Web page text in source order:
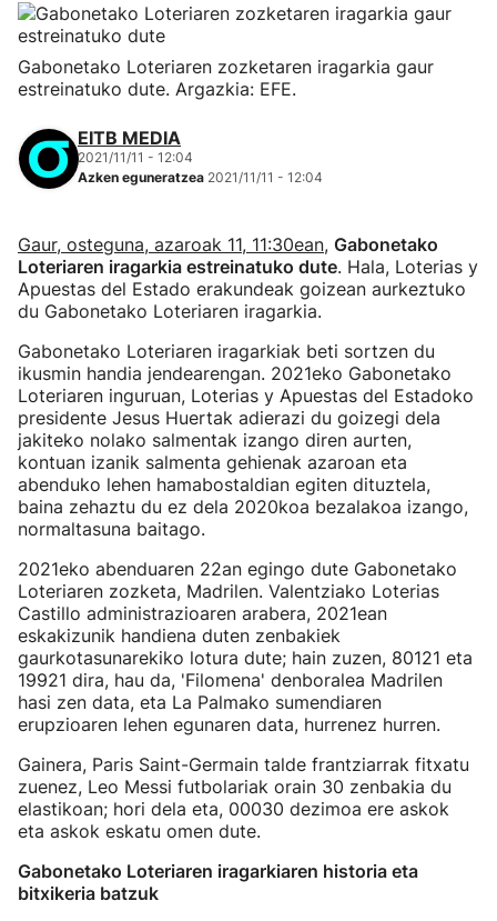
Gabonetako Loteriaren zozketaren iragarkia gaur
estreinatuko dute. Argazkia: EFE.
EITB MEDIA
2021/11/11 - 12:04
Azken eguneratzea 2021/11/11 - 12:04
Gaur, osteguna, azaroak 11, 11:30ean, Gabonetako
Loteriaren iragarkia estreinatuko dute. Hala, Loterias y
Apuestas del Estado erakundeak goizean aurkeztuko
du Gabonetako Loteriaren iragarkia.
Gabonetako Loteriaren iragarkiak beti sortzen du
ikusmin handia jendearengan. 2021eko Gabonetako
Loteriaren inguruan, Loterias y Apuestas del Estadoko
presidente Jesus Huertak adierazi du goizegi dela
jakiteko nolako salmentak izango diren aurten,
kontuan izanik salmenta gehienak azaroan eta
abenduko lehen hamabostaldian egiten dituztela,
baina zehaztu du ez dela 2020koa bezalakoa izango,
normaltasuna baitago.
2021eko abenduaren 22an egingo dute Gabonetako
Loteriaren zozketa, Madrilen. Valentziako Loterias
Castillo administrazioaren arabera, 2021ean
eskakizunik handiena duten zenbakiek
gaurkotasunarekiko lotura dute; hain zuzen, 80121 eta
19921 dira, hau da, 'Filomena' denboralea Madrilen
hasi zen data, eta La Palmako sumendiaren
erupzioaren lehen egunaren data, hurrenez hurren.
Gainera, Paris Saint-Germain talde frantziarrak fitxatu
zuenez, Leo Messi futbolariak orain 30 zenbakia du
elastikoan; hori dela eta, 00030 dezimoa ere askok
eta askok eskatu omen dute.
Gabonetako Loteriaren iragarkiaren historia eta
bitxikeria batzuk